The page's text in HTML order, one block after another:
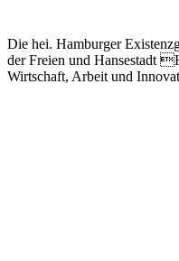
Die hei. Hamburger
der Freien und Hansestadt
Wirtschaft, Arbeit und